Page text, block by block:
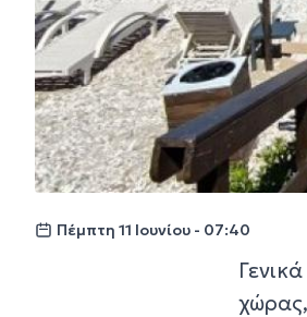
Πέμπτη 11 Ιουνίου - 07:40